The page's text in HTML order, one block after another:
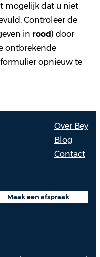
mogelijk dat u niet
Controleer de
in rood) door
ontbrekende
opnieuw te
Over Bey
Blog
Contact
Maak een afspraak